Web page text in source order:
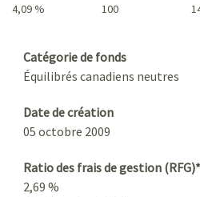
4,09 % 100
Catégorie de fonds
Équilibrés canadiens neutres
Date de création
05 octobre 2009
Ratio des frais de gestion (RFG)*
2,69 %